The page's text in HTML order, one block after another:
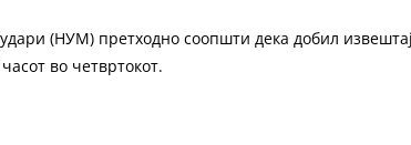
(НУМ) претходно соопшти дека добил
во четвртокот.